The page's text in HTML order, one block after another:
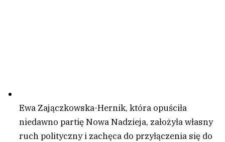
Ewa Zajączkowska-Hernik, która opuściła
niedawno partię Nowa Nadzieja, założyła własny
ruch polityczny i zachęca do przyłączenia się do